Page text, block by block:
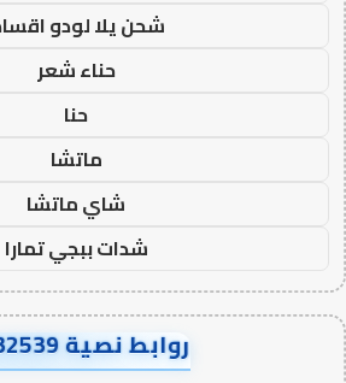
شحن يلا لودو
حناء شعر
حنا
ماتشا
شاي ماتشا
شدات ببجي تمارا
روابط نصية AA32539